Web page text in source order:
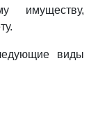
имуществу,
виды